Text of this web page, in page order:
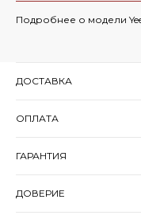
Подробнее о модели
ДОСТАВКА
ОПЛАТА
ГАРАНТИЯ
ДОВЕРИЕ